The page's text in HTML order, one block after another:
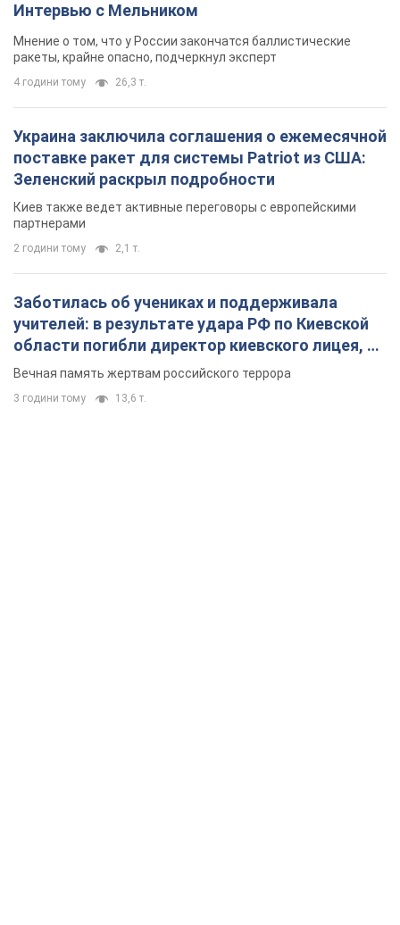
Интервью с Мельником
Мнение о том, что у России закончатся баллистические
ракеты, крайне опасно, подчеркнул эксперт
4 години тому 26,3 т.
Украина заключила соглашения о ежемесячной
поставке ракет для системы Patriot из США:
Зеленский раскрыл подробности
Киев также ведет активные переговоры с европейскими
партнерами
2 години тому 2,1 т.
Заботилась об учениках и поддерживала
учителей: в результате удара РФ по Киевской
области погибли директор киевского лицея, её
муж и внук
Вечная память жертвам российского террора
3 години тому 13,6 т.